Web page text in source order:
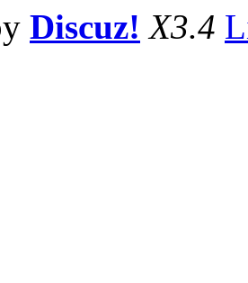
Discuz! X3.4